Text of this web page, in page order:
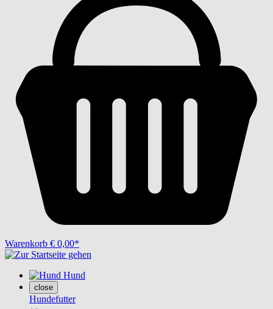
Warenkorb € 0,00*
Hund
close
Hundefutter